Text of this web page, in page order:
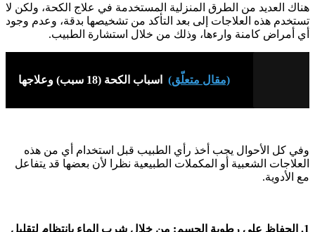
هناك العديد من الطرق المنزلية المستخدمة في علاج الكحة، ولكن لا
تستخدم هذه العلاجات إلى بعد التأكد من تشخيصها بدقة، وعدم وجود
أي أمراض كامنة وارءها، وذلك من خلال استشارة الطبيب.
(مقال متعلّق) اسباب الكحة (18 سبب) وعلاجها
وفي كل الأحوال يجب أخذ رأي الطبيب قبل استخدام أي من هذه
العلاجات الشعبية أو المكملات الطبيعية نظرا لأن بعضها قد يتفاعل
مع الأدوية.
1. الحفاظ على رطوبة الجسم: من خلال شرب الماء بانتظام لتقليل